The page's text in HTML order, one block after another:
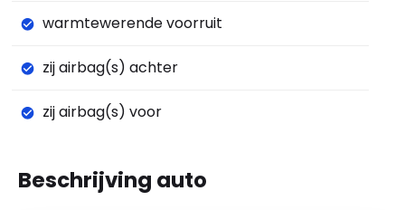
warmtewerende voorruit
zij airbag(s) achter
zij airbag(s) voor
Beschrijving auto